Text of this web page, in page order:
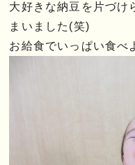
大好きな納豆を片づけ
まいました(笑)
お給食でいっぱい食べ